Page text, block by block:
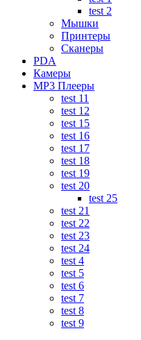
test 2
Мышки
Принтеры
Сканеры
PDA
Камеры
MP3 Плееры
test 11
test 12
test 15
test 16
test 17
test 18
test 19
test 20
test 25
test 21
test 22
test 23
test 24
test 4
test 5
test 6
test 7
test 8
test 9